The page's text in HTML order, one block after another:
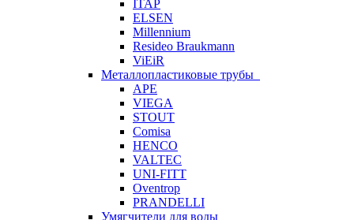
ITAP
ELSEN
Millennium
Resideo Braukmann
ViEiR
Металлопластиковые трубы
APE
VIEGA
STOUT
Comisa
HENCO
VALTEC
UNI-FITT
Oventrop
PRANDELLI
Умягчители для воды